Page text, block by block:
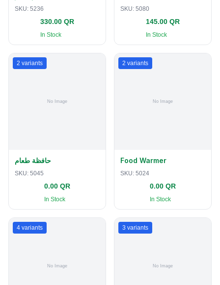
SKU: 5236
330.00 QR
In Stock
SKU: 5080
145.00 QR
In Stock
2 variants
حافظة طعام
SKU: 5045
0.00 QR
In Stock
2 variants
Food Warmer
SKU: 5024
0.00 QR
In Stock
4 variants 3 variants